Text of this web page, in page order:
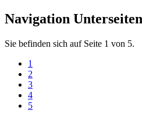
Navigation Unterseiten
Sie befinden sich auf Seite 1 von 5.
1
2
3
4
5